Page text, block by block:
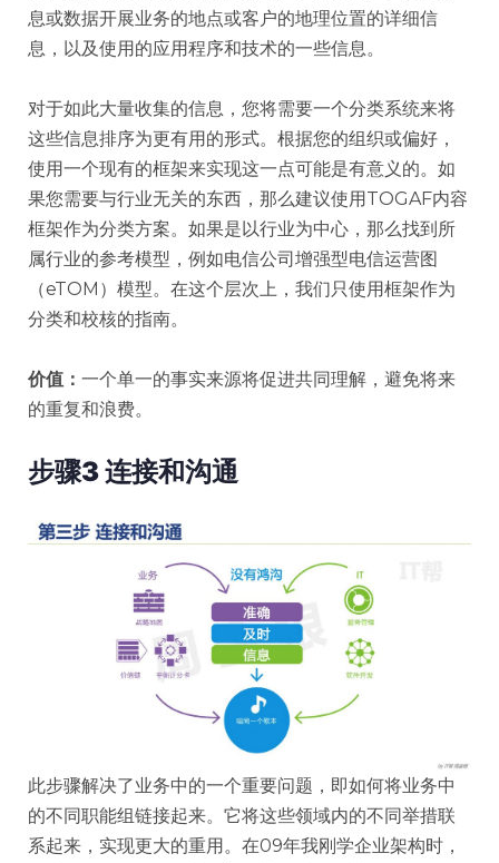
息或数据开展业务的地点或客户的地理位置的详细信
息，以及使用的应用程序和技术的一些信息。
对于如此大量收集的信息，您将需要一个分类系统来将
这些信息排序为更有用的形式。根据您的组织或偏好，
使用一个现有的框架来实现这一点可能是有意义的。如
果您需要与行业无关的东西，那么建议使用TOGAF内容
框架作为分类方案。如果是以行业为中心，那么找到所
属行业的参考模型，例如电信公司增强型电信运营图
（eTOM）模型。在这个层次上，我们只使用框架作为
分类和校核的指南。
价值： 一个单一的事实来源将促进共同理解，避免将来
的重复和浪费。
步骤3 连接和沟通
此步骤解决了业务中的一个重要问题，即如何将业务中
的不同职能组链接起来。它将这些领域内的不同举措联
系起来，实现更大的重用。在09年我刚学企业架构时，